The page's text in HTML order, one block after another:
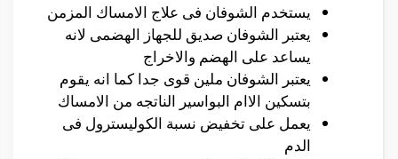
يستخدم الشوفان فى علاج الامساك المزمن
يعتبر الشوفان صديق للجهاز الهضمى لانه
يساعد على الهضم والاخراج
يعتبر الشوفان ملين قوى جدا كما انه يقوم
بتسكين الاام البواسير الناتجه من الامساك
يعمل على تخفيض نسبة الكوليسترول فى
الدم